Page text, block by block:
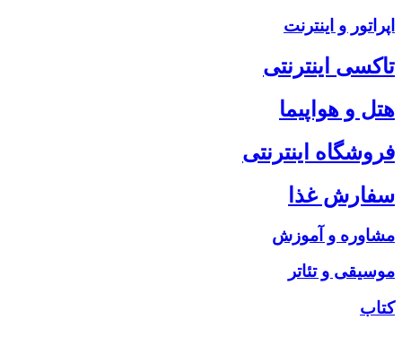
اپراتور و اینترنت
تاکسی اینترنتی
هتل و هواپیما
فروشگاه اینترنتی
سفارش غذا
مشاوره و آموزش
موسیقی و تئاتر
کتاب